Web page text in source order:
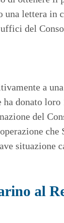
lettera in
del
a
donato loro
del
che
situazione
al